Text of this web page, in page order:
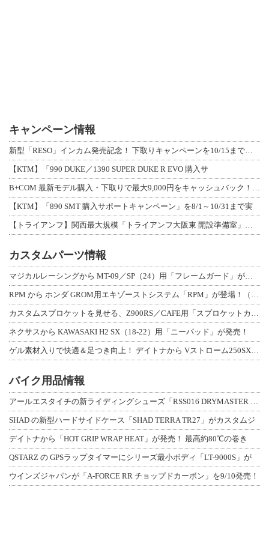
キャンペーン情報
新型「RESO」インカム発売記念！ 下取りキャンペーンを10/15まで延長して開
【KTM】「990 DUKE／1390 SUPER DUKE R EVO 購入サ
B+COM 最新モデル購入・下取りで最大9,000円をキャッシュバック！「B+F
【KTM】「890 SMT 購入サポートキャンペーン」を8/1～10/31まで実
【トライアンフ】関西最大規模「トライアンフ大阪東 開設準備室」がオープン！ 限定
カスタムパーツ情報
マジカルレーシングから MT-09／SP（24）用「フレームガード」が登場！
RPM から ホンダ GROM用エキゾーストシステム「RPM」が登場！（動画あり
カスタムスプロケットを見せる、Z900RS／CAFE用「スプロケットカバーフルキ
ネクサスから KAWASAKI H2 SX（18-22）用「ニーパッド」が発売！
ゲル素材入りで快適＆足つき向上！ デイトナから Vストローム250SX用「快適ロ
バイク用品情報
アールエスタイチの新ライディングシューズ「RSS016 DRYMASTER スト
SHAD の新型ハードサイドケース「SHAD TERRA TR27」がカスタムジ
デイトナから「HOT GRIP WRAP HEAT」が発売！ 最高約80℃の巻き
QSTARZ の GPSラップタイマーにシリーズ最小ボディ「LT-9000S」が
ウインズジャパンが「A-FORCE RR チョップドカーボン」を9/10発売！